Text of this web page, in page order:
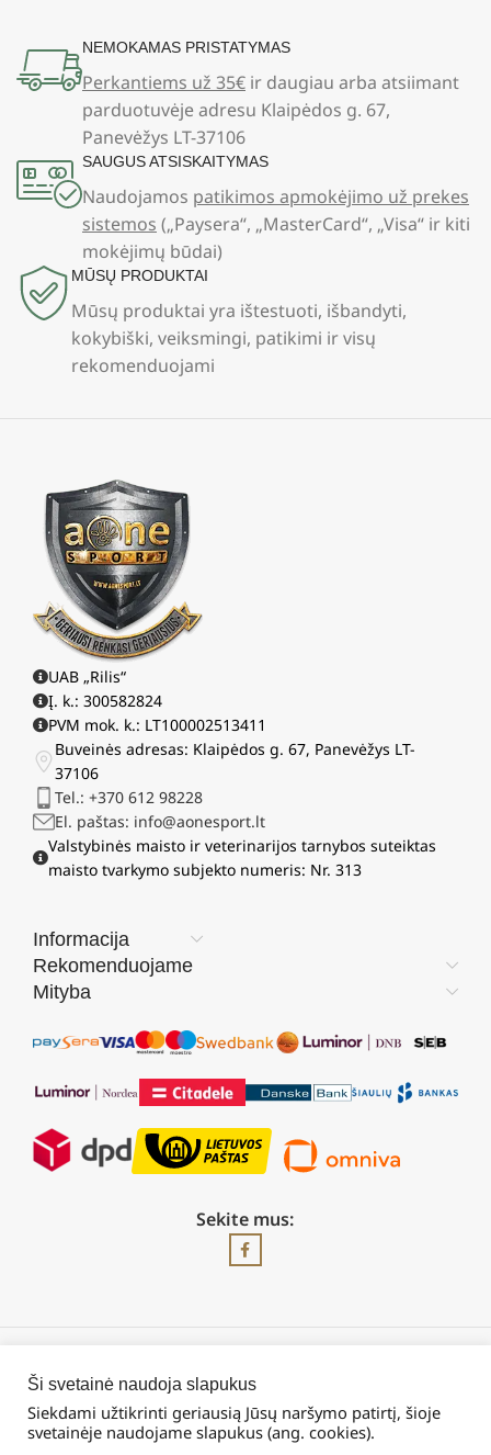
NEMOKAMAS PRISTATYMAS
Perkantiems už 35€ ir daugiau arba atsiimant
parduotuvėje adresu Klaipėdos g. 67,
Panevėžys LT-37106
SAUGUS ATSISKAITYMAS
Naudojamos patikimos apmokėjimo už prekes
sistemos („Paysera“, „MasterCard“, „Visa“ ir kiti
mokėjimų būdai)
MŪSŲ PRODUKTAI
Mūsų produktai yra ištestuoti, išbandyti,
kokybiški, veiksmingi, patikimi ir visų
rekomenduojami
UAB „Rilis“
Į. k.: 300582824
PVM mok. k.: LT100002513411
Buveinės adresas: Klaipėdos g. 67, Panevėžys LT-
37106
Tel.: +370 612 98228
El. paštas: info@aonesport.lt
Valstybinės maisto ir veterinarijos tarnybos suteiktas
maisto tvarkymo subjekto numeris: Nr. 313
Informacija
Rekomenduojame
Mityba
Sekite mus:
2026 © Visos teisės saugomos | UAB „Rilis“
Ši svetainė naudoja slapukus
Siekdami užtikrinti geriausią Jūsų naršymo patirtį, šioje
svetainėje naudojame slapukus (ang. cookies).